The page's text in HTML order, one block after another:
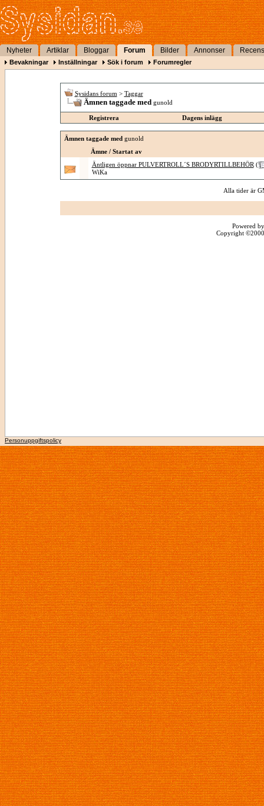
Nyheter Artiklar Bloggar Forum Bilder Annonser
Bevakningar Inställningar Sök i forum Forumregler
Sysidans forum > Taggar
Ämnen taggade med gunold
Registrera Dagens inlägg
Ämnen taggade med gunold
Ämne / Startat av
Äntligen öppnar PULVERTROLL´S BRODYRTILLBEHÖR (
WiKa
Alla tider är
Powered
Copyright
Personuppgiftspolicy